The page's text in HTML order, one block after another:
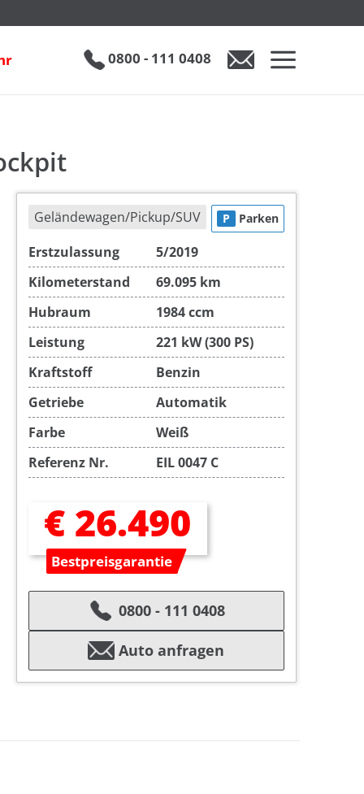
0800 - 111 0408
Geländewagen/Pickup/SUV P Parken
Erstzulassung
5/2019
Kilometerstand
69.095 km
Hubraum
1984 ccm
Leistung
221 kW (300 PS)
Kraftstoff
Benzin
Getriebe
Automatik
Farbe
Weiß
Referenz Nr.
EIL 0047 C
€ 26.490
Bestpreisgarantie
0800 - 111 0408
Auto anfragen